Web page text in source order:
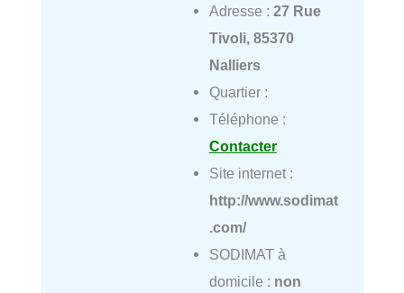
Adresse : 27 Rue
Tivoli, 85370
Nalliers
Quartier :
Téléphone :
Contacter
Site internet :
http://www.sodimat
.com/
SODIMAT à
domicile : non